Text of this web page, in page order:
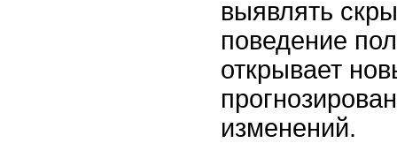
выявлять
поведение
открывает
изменений.